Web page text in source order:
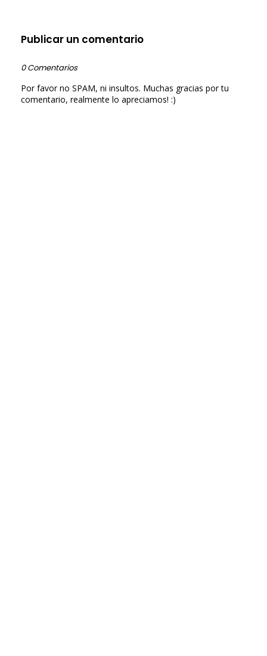
Publicar un comentario
0 Comentarios
Por favor no SPAM, ni insultos. Muchas gracias por tu
comentario, realmente lo apreciamos! :)